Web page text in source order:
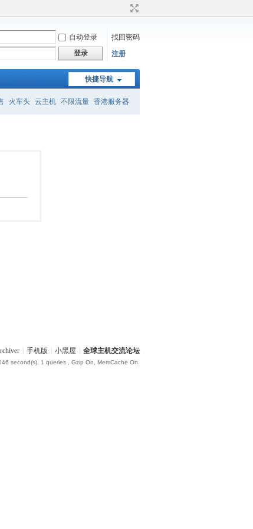
自动登录
找回密码
登录 注册
快捷导航
火车头 云主机 不限流量 香港服务器
手机版 小黑屋 全球主机交流论坛
second(s), 1 queries , Gzip On, MemCache On.